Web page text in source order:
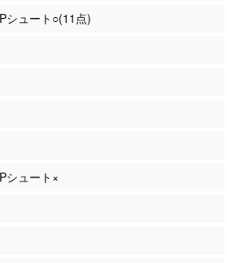
シュート○(11点)
シュート×